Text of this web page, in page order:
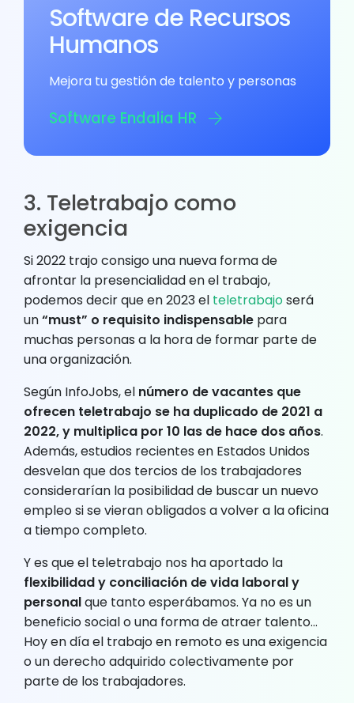
Software de Recursos
Humanos
Mejora tu gestión de talento y personas
Software Endalia HR
3. Teletrabajo como
exigencia
Si 2022 trajo consigo una nueva forma de
afrontar la presencialidad en el trabajo,
podemos decir que en 2023 el teletrabajoserá
un“must” o requisito indispensable para
muchas personas a la hora de formar parte de
una organización.
Según InfoJobs, el número de vacantes que
ofrecen teletrabajo se ha duplicado de 2021 a
2022, y multiplica por 10 las de hace dos años.
Además, estudios recientes en Estados Unidos
desvelan que dos tercios de los trabajadores
considerarían la posibilidad de buscar un nuevo
empleo si se vieran obligados a volver a la oficina
a tiempo completo.
Y es que el teletrabajo nos ha aportado la
flexibilidad y conciliación de vida laboral y
personalque tanto esperábamos. Ya no es un
beneficio social o una forma de atraer talento…
Hoy en día el trabajo en remoto es una exigencia
o un derecho adquirido colectivamente por
parte de los trabajadores.